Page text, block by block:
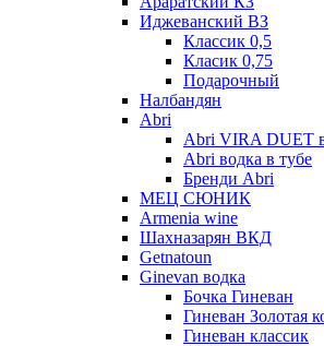
Иджеванский ВЗ
Классик 0,5
Класик 0,75
Подарочный
Налбандян
Abri
Abri VIRA DUET
Abri водка в тубе
Бренди Abri
МЕЦ СЮНИК
Armenia wine
Шахназарян ВКД
Getnatoun
Ginevan водка
Бочка Гиневан
Гиневан Золотая
Гиневан классик